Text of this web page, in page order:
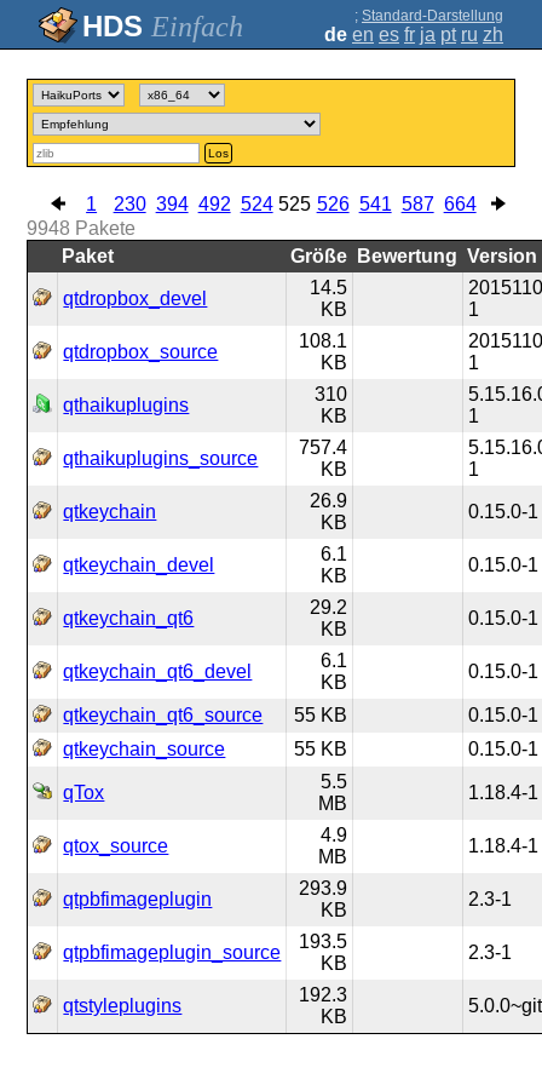
Einfach ; Standard-Darstellung
de en es fr ja pt ru zh
Los
1 230 394 492 524 525 526 541 587 664
9948 Pakete
Paket
Größe Bewertung Version
qtdropbox_devel
14.5
KB
1
qtdropbox_source
108.1
KB
1
qthaikuplugins
310
KB
1
qthaikuplugins_source
757.4
KB
1
qtkeychain
26.9
KB
0.15.0-1
qtkeychain_devel
6.1
KB
0.15.0-1
qtkeychain_qt6
29.2
KB
0.15.0-1
qtkeychain_qt6_devel
6.1
KB
0.15.0-1
qtkeychain_qt6_source 55 KB
0.15.0-1
qtkeychain_source
55 KB 0.15.0-1
qTox
5.5
MB
1.18.4-1
qtox_source
4.9
MB
1.18.4-1
qtpbfimageplugin
293.9
KB
2.3-1
qtpbfimageplugin_source
193.5
KB
2.3-1
qtstyleplugins
192.3
KB